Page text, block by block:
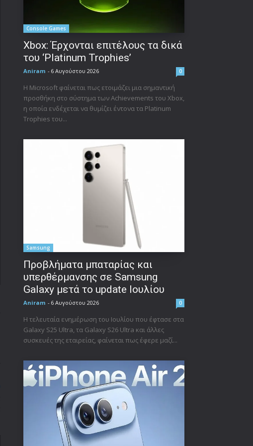
Console Games
Xbox: Έρχονται επιτέλους τα δικά
του ‘Platinum Trophies’
Aniram - 6 Αυγούστου 2026 0
Η Microsoft φαίνεται πως ετοιμάζει μια σημαντική
προσθήκη στο σύστημα των Achievements του Xbox,
η οποία ενδέχεται να θυμίζει έντονα τα Platinum
Trophies του...
Samsung
Προβλήματα μπαταρίας και
υπερθέρμανσης σε Samsung
Galaxy μετά το update Ιουλίου
Aniram - 6 Αυγούστου 2026 0
Η τελευταία ενημέρωση του Ιουλίου που έφτασε στα
Galaxy S25 Ultra, τα Galaxy S26 Ultra και άλλες
συσκευές της εταιρείας, φαίνεται πως έφερε μαζί...